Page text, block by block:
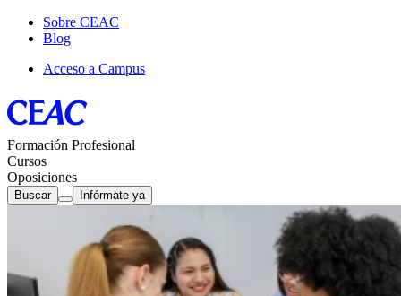
Sobre CEAC
Blog
Acceso a Campus
Formación Profesional
Cursos
Oposiciones
Buscar Infórmate ya